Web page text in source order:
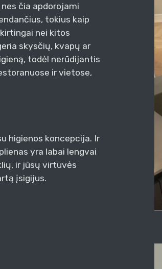
čia apdorojami
tokius kaip
nei kitos
skysčių, kvapų ar
todėl nerūdijantis
ir vietose,
higienos koncepcija. Ir
yra labai lengvai
ir jūsų virtuvės
įsigijus.